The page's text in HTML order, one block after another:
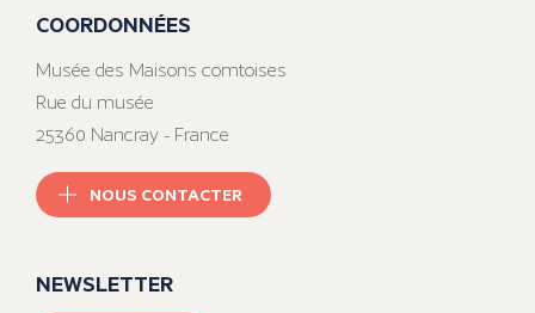
COORDONNÉES
Musée des Maisons comtoises
Rue du musée
25360 Nancray - France
NOUS CONTACTER
NEWSLETTER